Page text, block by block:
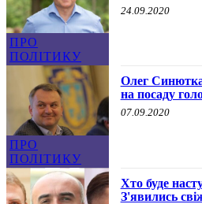
ПРО
ПОЛІТИКУ
24.09.2020
ПРО
ПОЛІТИКУ
Олег Синютка
на посаду
07.09.2020
Хто буде
З'явились